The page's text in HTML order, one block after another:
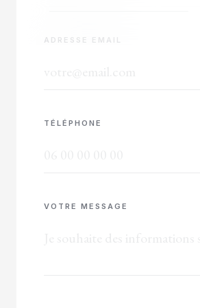
ADRESSE EMAIL
TÉLÉPHONE
VOTRE MESSAGE